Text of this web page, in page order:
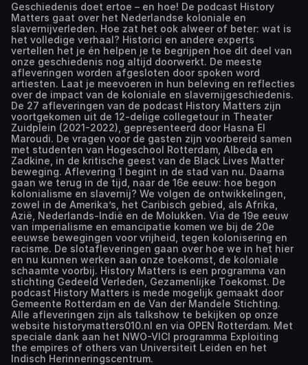
Geschiedenis doet ertoe – en hoe! De podcast History
Matters gaat over het Nederlandse koloniale en
slavernijverleden. Hoe zat het ook alweer of beter: wat is
het volledige verhaal? Historici en andere experts
vertellen het je én helpen je te begrijpen hoe dit deel van
onze geschiedenis nog altijd doorwerkt. De meeste
afleveringen worden afgesloten door spoken word
artiesten. Laat je meevoeren in hun beleving en reflecties
over de impact van de koloniale en slavernijgeschiedenis.
De 27 afleveringen van de podcast History Matters zijn
voortgekomen uit de 12-delige collegetour in Theater
Zuidplein (2021-2022), gepresenteerd door Hasna El
Maroudi. De vragen voor de gasten zijn voorbereid samen
met studenten van Hogeschool Rotterdam, Albeda en
Zadkine, in de kritische geest van de Black Lives Matter
beweging. Aflevering 1 begint in de stad van nu. Daarna
gaan we terug in de tijd, naar de 16e eeuw: hoe begon
kolonialisme en slavernij? We volgen de ontwikkelingen,
zowel in de Amerika’s, het Caribisch gebied, als Afrika,
Azië, Nederlands-Indië en de Molukken. Via de 19e eeuw
van imperialisme en emancipatie komen we bij de 20e
eeuwse bewegingen voor vrijheid, tegen kolonisering en
racisme. De slotafleveringen gaan over hoe we in het hier
en nu kunnen werken aan onze toekomst, de koloniale
schaamte voorbij. History Matters is een programma van
stichting Gedeeld Verleden, Gezamenlijke Toekomst. De
podcast History Matters is mede mogelijk gemaakt door
Gemeente Rotterdam en de Van der Mandele Stichting.
Alle afleveringen zijn als talkshow te bekijken op onze
website historymatters010.nl en via OPEN Rotterdam. Met
speciale dank aan het NWO-VICI programma Exploiting
the empires of others van Universiteit Leiden en het
Indisch Herinneringscentrum.